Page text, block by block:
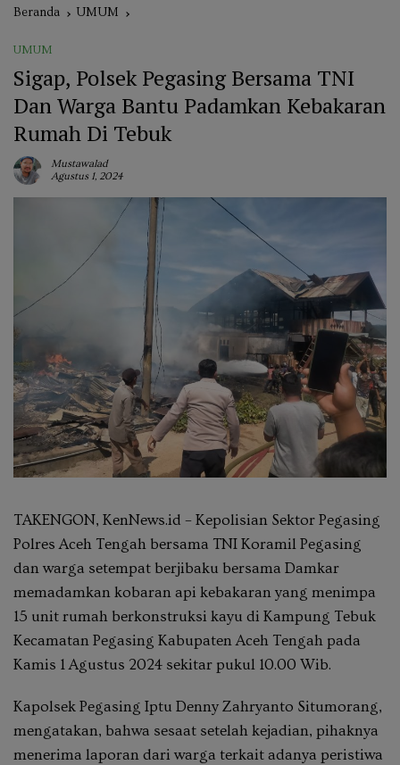
Beranda UMUM
UMUM
Sigap, Polsek Pegasing Bersama TNI
Dan Warga Bantu Padamkan Kebakaran
Rumah Di Tebuk
Mustawalad
Agustus 1, 2024
TAKENGON, KenNews.id – Kepolisian Sektor Pegasing
Polres Aceh Tengah bersama TNI Koramil Pegasing
dan warga setempat berjibaku bersama Damkar
memadamkan kobaran api kebakaran yang menimpa
15 unit rumah berkonstruksi kayu di Kampung Tebuk
Kecamatan Pegasing Kabupaten Aceh Tengah pada
Kamis 1 Agustus 2024 sekitar pukul 10.00 Wib.
Kapolsek Pegasing Iptu Denny Zahryanto Situmorang,
mengatakan, bahwa sesaat setelah kejadian, pihaknya
menerima laporan dari warga terkait adanya peristiwa